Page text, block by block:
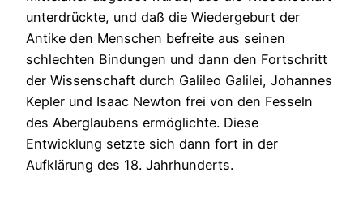
unterdrückte, und daß die Wiedergeburt der
Antike den Menschen befreite aus seinen
schlechten Bindungen und dann den Fortschritt
der Wissenschaft durch Galileo Galilei, Johannes
Kepler und Isaac Newton frei von den Fesseln
des Aberglaubens ermöglichte. Diese
Entwicklung setzte sich dann fort in der
Aufklärung des 18. Jahrhunderts.